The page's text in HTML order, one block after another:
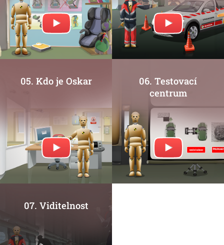
05. Kdo je Oskar
06. Testovací
centrum
07. Viditelnost